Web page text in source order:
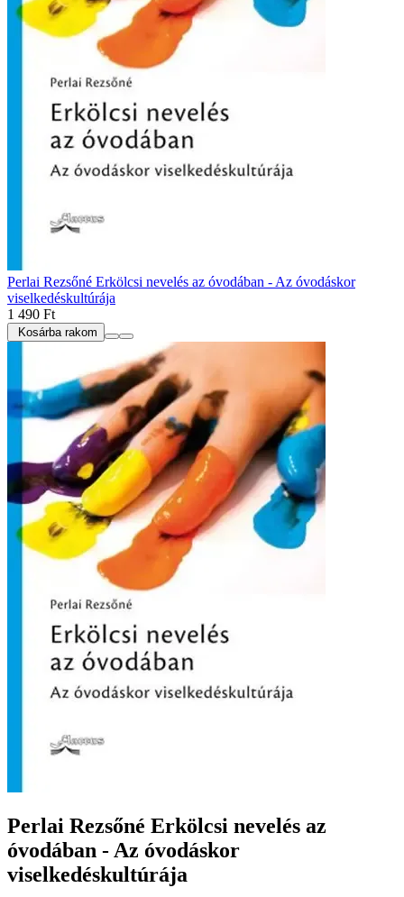
Perlai Rezsőné Erkölcsi nevelés az óvodában - Az óvodáskor
viselkedéskultúrája
1 490 Ft
Kosárba rakom
Perlai Rezsőné Erkölcsi nevelés az
óvodában - Az óvodáskor
viselkedéskultúrája